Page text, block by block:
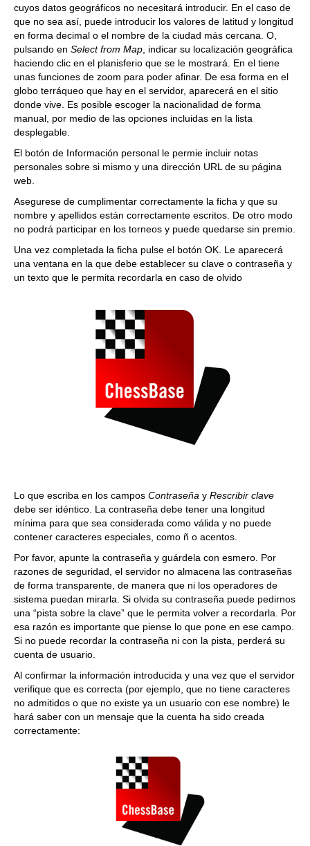
cuyos datos geográficos no necesitará introducir. En el caso de
que no sea así, puede introducir los valores de latitud y longitud
en forma decimal o el nombre de la ciudad más cercana. O,
pulsando en Select from Map, indicar su localización geográfica
haciendo clic en el planisferio que se le mostrará. En el tiene
unas funciones de zoom para poder afinar. De esa forma en el
globo terráqueo que hay en el servidor, aparecerá en el sitio
donde vive. Es posible escoger la nacionalidad de forma
manual, por medio de las opciones incluidas en la lista
desplegable.
El botón de Información personal le permie incluir notas
personales sobre si mismo y una dirección URL de su página
web.
Asegurese de cumplimentar correctamente la ficha y que su
nombre y apellidos están correctamente escritos. De otro modo
no podrá participar en los torneos y puede quedarse sin premio.
Una vez completada la ficha pulse el botón OK. Le aparecerá
una ventana en la que debe establecer su clave o contraseña y
un texto que le permita recordarla en caso de olvido
Lo que escriba en los campos Contraseña y Rescribir clave
debe ser idéntico. La contraseña debe tener una longitud
mínima para que sea considerada como válida y no puede
contener caracteres especiales, como ñ o acentos.
Por favor, apunte la contraseña y guárdela con esmero. Por
razones de seguridad, el servidor no almacena las contraseñas
de forma transparente, de manera que ni los operadores de
sistema puedan mirarla. Si olvida su contraseña puede pedirnos
una “pista sobre la clave” que le permita volver a recordarla. Por
esa razón es importante que piense lo que pone en ese campo.
Si no puede recordar la contraseña ni con la pista, perderá su
cuenta de usuario.
Al confirmar la información introducida y una vez que el servidor
verifique que es correcta (por ejemplo, que no tiene caracteres
no admitidos o que no existe ya un usuario con ese nombre) le
hará saber con un mensaje que la cuenta ha sido creada
correctamente: